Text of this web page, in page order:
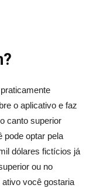
o aplicativo e faz
canto superior
pode optar pela
dólares fictícios já
ou no
ativo você gostaria